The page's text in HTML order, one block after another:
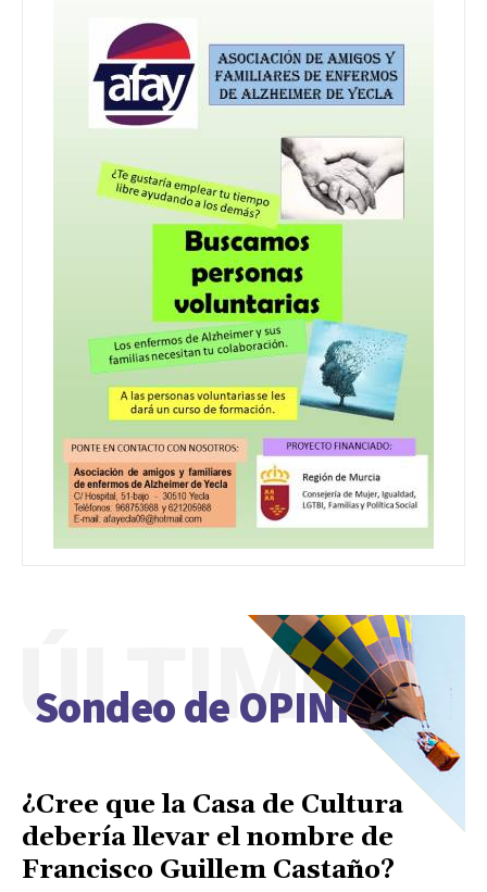
Sondeo de OPINIÓN
ÚLTIMO
¿Cree que la Casa de Cultura
debería llevar el nombre de
Francisco Guillem Castaño?